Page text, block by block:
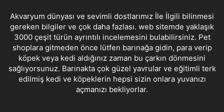
Akvaryum dünyası ve sevimli dostlarımız İle İlgili bilinmesi
gereken bilgiler ve çok daha fazlası. web sitemde yaklaşık
3000 çeşit türün ayrıntılı incelemesini bulabilirsiniz. Pet
shoplara gitmeden önce lütfen barınağa gidin, para verip
köpek veya kedi aldığınız zaman bu çarkın dönmesini
sağlıyorsunuz. Barınakta çok güzel yavrular ve eğitimli terk
edilmiş kedi ve köpeklerin hepsi sizin onlara yuvanızı
açmanızı bekliyorlar.